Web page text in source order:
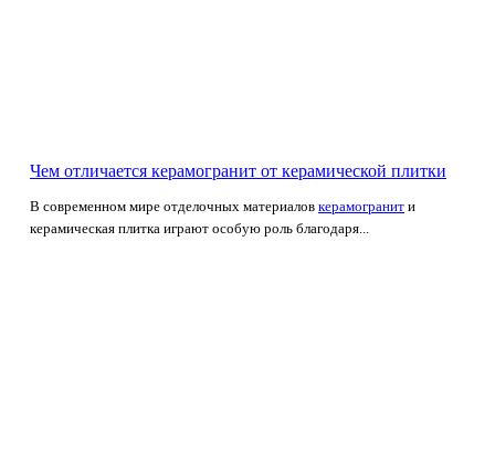
Чем отличается керамогранит от керамической плитки
В современном мире отделочных материалов керамогранит и
керамическая плитка играют особую роль благодаря...